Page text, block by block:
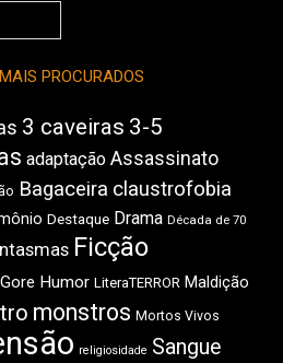
PROCURADOS
3 caveiras 3-5
adaptação Assassinato
Bagaceira claustrofobia
Destaque Drama Década de 70
Ficção
Gore Humor LiteraTERROR Maldição
monstros Mortos Vivos
religiosidade Sangue